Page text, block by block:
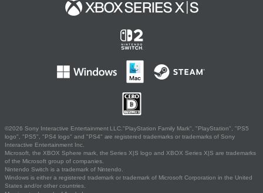
©2026 Sony Interactive Entertainment LLC."PlayStation Family Mark", "PlayStation", "PS5
logo", "PS5", "PS4 logo" and "PS4" are registered trademarks or trademarks of Sony
Interactive Entertainment Inc.
Microsoft, the XBOX Sphere mark, the Series X|S logo and XBOX Series X|S are trademarks
of the Microsoft group of companies.
Nintendo Switch is a trademark of Nintendo.
Windows is either a registered trademark or trademark of Microsoft Corporation in the United
States and/or other countries.